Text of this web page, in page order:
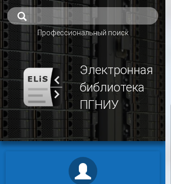
Профессиональный поиск
Электронная
библиотека
ПГНИУ